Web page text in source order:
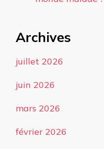
Archives
juillet 2026
juin 2026
mars 2026
février 2026